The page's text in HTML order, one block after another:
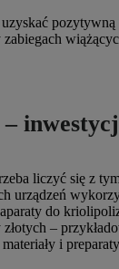
liczyć się z
urządzeń
do
–
i